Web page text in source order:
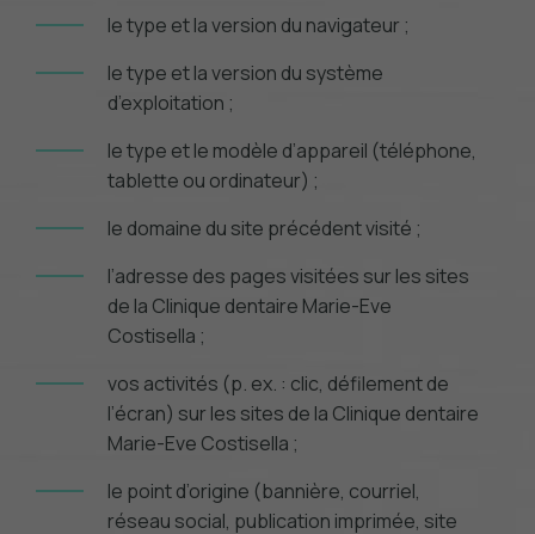
le type et la version du navigateur ;
le type et la version du système
d’exploitation ;
le type et le modèle d’appareil (téléphone,
tablette ou ordinateur) ;
le domaine du site précédent visité ;
l’adresse des pages visitées sur les sites
de la Clinique dentaire Marie-Eve
Costisella ;
vos activités (p. ex. : clic, défilement de
l’écran) sur les sites de la Clinique dentaire
Marie-Eve Costisella ;
le point d’origine (bannière, courriel,
réseau social, publication imprimée, site